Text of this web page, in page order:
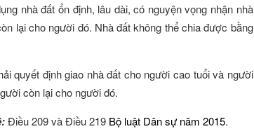
nhà đất ổn định, lâu dài, có nguyện vọng nhận nhà
lại cho người đó. Nhà đất không thể chia được bằng
quyết định giao nhà đất cho người cao tuổi và người
còn lại cho người đó.
Điều 209 và Điều 219 Bộ luật Dân sự năm 2015.